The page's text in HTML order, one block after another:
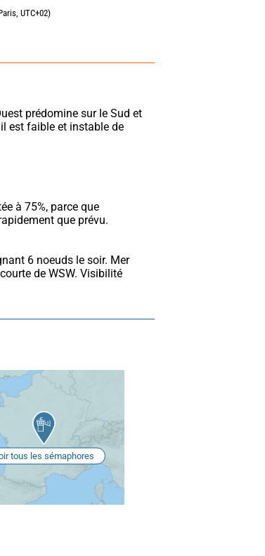
UTC+02)
prédomine sur le Sud et
est faible et instable de
à 75%, parce que
que prévu.
de WSW. Visibilité
tous les sémaphores